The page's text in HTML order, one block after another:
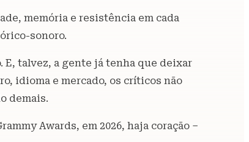
memória e resistência em cada
sonoro.
E, talvez, a gente já tenha que deixar
idioma e mercado, os críticos não
demais.
Awards, em 2026, haja coração –